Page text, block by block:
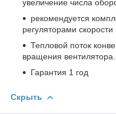
увеличение числа
рекомендуется
регуляторами
Тепловой поток
вращения вентилятора.
Гарантия 1 год
Скрыть